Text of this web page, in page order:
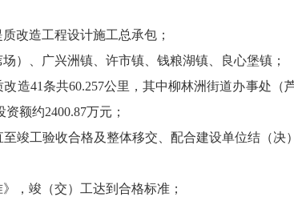
改造工程设计施工总承包；
）、广兴洲镇、许市镇、钱粮湖镇、良心堡镇；
造41条共60.257公里，其中柳林洲街道办事处（
额约2400.87万元；
竣工验收合格及整体移交、配合建设单位结（决
，竣（交）工达到合格标准；